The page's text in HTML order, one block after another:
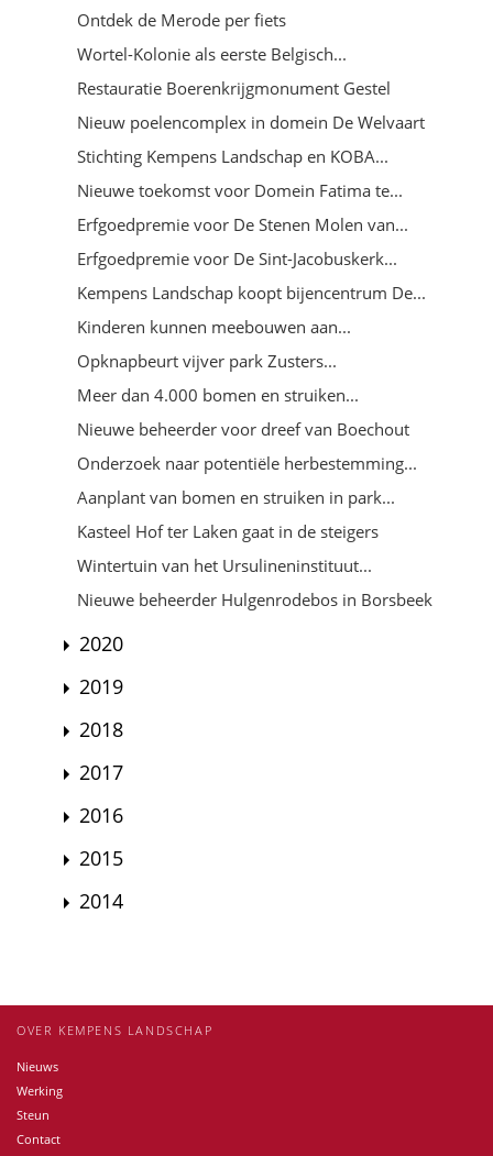
Ontdek de Merode per fiets
Wortel-Kolonie als eerste Belgisch...
Restauratie Boerenkrijgmonument Gestel
Nieuw poelencomplex in domein De Welvaart
Stichting Kempens Landschap en KOBA...
Nieuwe toekomst voor Domein Fatima te...
Erfgoedpremie voor De Stenen Molen van...
Erfgoedpremie voor De Sint-Jacobuskerk...
Kempens Landschap koopt bijencentrum De...
Kinderen kunnen meebouwen aan...
Opknapbeurt vijver park Zusters...
Meer dan 4.000 bomen en struiken...
Nieuwe beheerder voor dreef van Boechout
Onderzoek naar potentiële herbestemming...
Aanplant van bomen en struiken in park...
Kasteel Hof ter Laken gaat in de steigers
Wintertuin van het Ursulineninstituut...
Nieuwe beheerder Hulgenrodebos in Borsbeek
2020
2019
2018
2017
2016
2015
2014
OVER KEMPENS LANDSCHAP
Nieuws
Werking
Steun
Contact